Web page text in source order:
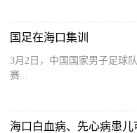
国足在海口集训
3月2日，中国国家男子足球
赛...
海口白血病、先心病患儿